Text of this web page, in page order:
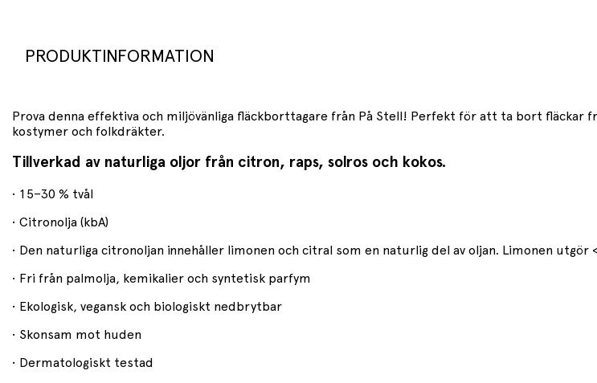
PRODUKTINFORMATION
Prova denna effektiva och miljövänliga fläckborttagare från På Stell! Perfekt för att ta bort fläckar
kostymer och folkdräkter.
Tillverkad av naturliga oljor från citron, raps, solros och kokos.
• 15–30 % tvål
• Citronolja (kbA)
• Den naturliga citronoljan innehåller limonen och citral som en naturlig del av oljan. Limonen utgör
• Fri från palmolja, kemikalier och syntetisk parfym
• Ekologisk, vegansk och biologiskt nedbrytbar
• Skonsam mot huden
• Dermatologiskt testad